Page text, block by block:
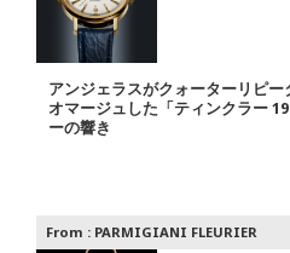
アンジェラスがクォーターリピ
オマージュした「ティンクラー
ーの響き
From : PARMIGIANI FLEURIER